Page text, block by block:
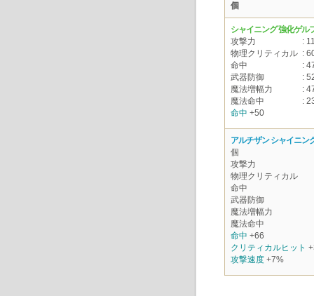
個
シャイニング 強化ゲル
攻撃力
:
物理クリティカル :
命中
:
武器防御
:
魔法増幅力
:
魔法命中
:
命中 +50
アルチザン シャイニン
個
攻撃力
物理クリティカル
命中
武器防御
魔法増幅力
魔法命中
命中 +66
クリティカルヒット
攻撃速度 +7%